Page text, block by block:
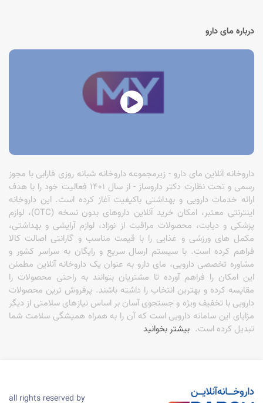
بازده کاری
مزایای کلیدی قرص‌ها و مکمل‌های
انرژی‌زا و ضد خستگی در مای دارو
در طول روز
حاوی
ویتامین‌های گروه B، C، منیزیم، آهن، جینسینگ، تائورین،
CoQ10
(بسته به نوع محصول)
مناسب برایخانم‌ها و آقایاندر سنین مختلف (با توجه به نوع مکمل)
چه افرادی بیشترین نیاز را به قرص
انرژی‌زا و رفع خستگی دارند؟
افرادی کهخستگی دائمیرا تجربه می‌کنند
کسانی که برنامه کاری شلوغ و استرس بالادارند
ورزشکاران و افراد فعال بدنی
دانشجویان و افرادی که نیاز بهتمرکز طولانی مدتدارند
کسانی که رژیم غذایی ناکاملیا سبک زندگی پراسترس دارند
علل زمینه‌ای ضروری است.)
مای دارو؟
درباره مای دارو
داروخانه آنلاین مای دارو - زیرمجموعه داروخانه شبانه روزی فارابی با مجوز
رسمی و تحت نظارت دکتر داروساز - از سال 1401 فعالیت خود را با هدف
ارائه خدمات دارویی و بهداشتی باکیفیت آغاز کرده است. این داروخانه
اینترنتی معتبر، امکان خرید آنلاین داروهای بدون نسخه (OTC)، لوازم
پزشکی و دیابت، محصولات مراقبت از نوزاد، لوازم آرایشی و بهداشتی،
مکمل های ورزشی و غذایی را با قیمت مناسب و گارانتی اصالت کالا
فراهم کرده است. با سیستم ارسال سریع و رایگان به سراسر کشور و
مشاوره تخصصی دارویی، مای دارو به عنوان یک داروخانه آنلاین مطمئن
این امکان را فراهم آورده تا مشتریان بتوانند به راحتی محصولات را
مقایسه کرده و بهترین انتخاب را داشته باشند. پرفروش ترین محصولات
دارویی با تخفیف ویژه و جستجوی آسان بر اساس نیازهای سلامتی از دیگر
مزایای این سامانه دارویی است که آن را به همراه همیشگی سلامت شما
تبدیل کرده است. بیشتر بخوانید
all rights reserved by